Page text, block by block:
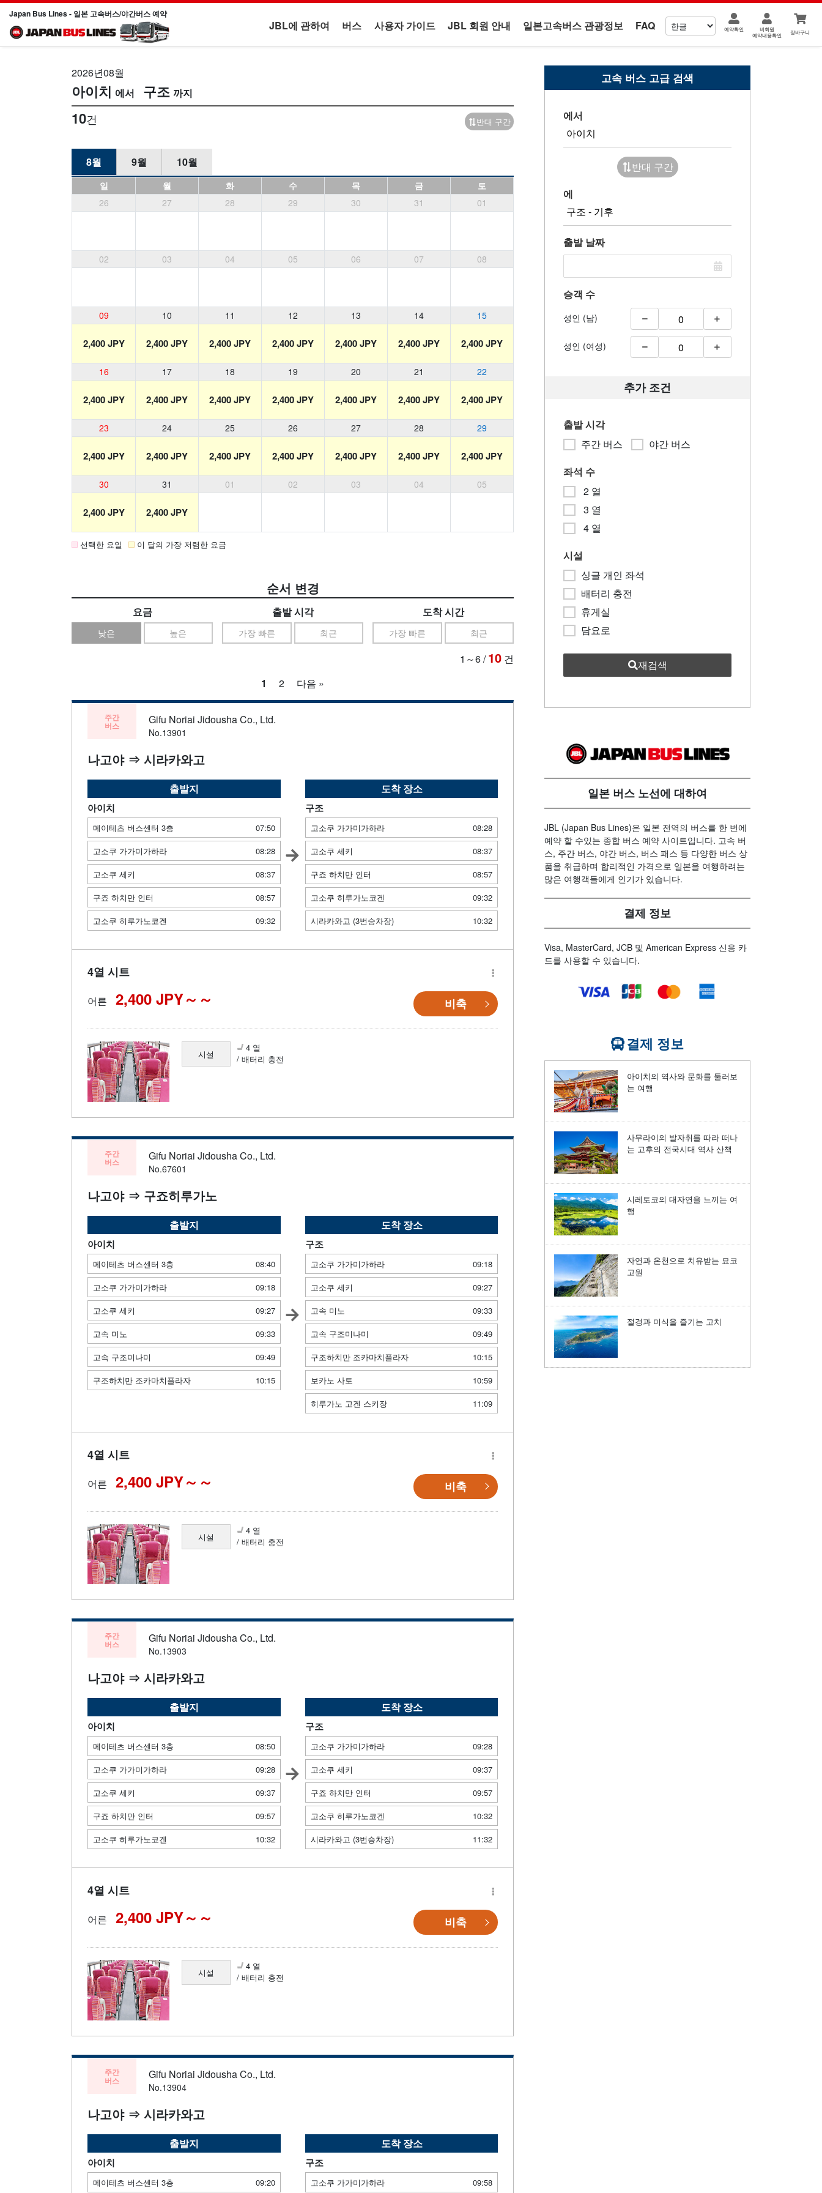
Japan Bus Lines - 일본 고속버스/야간버스 예약
JBL에 관하여 버스 사용자 가이드 JBL 회원 안내 일본고속버스 관광정보 FAQ 예약확인
비회원
예약내용확인
장바구니
2026년08월
아이치
구조
10건 반대 구간
8월 9월 10월
일 월 화 수 목 금
토
26
27 28 29 30 31 01
02 03 04 05 06 07 08
09 10 11 12 13 14 15
2,400 JPY 2,400 JPY 2,400 JPY 2,400 JPY 2,400 JPY 2,400 JPY 2,400 JPY
16 17 18 19 20 21 22
2,400 JPY 2,400 JPY 2,400 JPY 2,400 JPY 2,400 JPY 2,400 JPY 2,400 JPY
23 24 25 26 27 28 29
2,400 JPY 2,400 JPY 2,400 JPY 2,400 JPY 2,400 JPY 2,400 JPY 2,400 JPY
30 31 01 02 03 04 05
2,400 JPY 2,400 JPY
선택한 요일 이 달의 가장 저렴한 요금
순서 변경
요금
낮은 높은
출발 시각
가장 빠른 최근
도착 시간
가장 빠른 최근
1～6/10 건
1
2 다음 »
주간
버스 Gifu Noriai Jidousha Co., Ltd.
No.13901
나고야 ⇒ 시라카와고
출발지
아이치
메이테츠 버스센터 3층
07:50
고소쿠 가가미가하라
08:28
고소쿠 세키
08:37
구죠 하치만 인터
08:57
고소쿠 히루가노코겐
09:32
도착 장소
구조
고소쿠 가가미가하라
08:28
고소쿠 세키
08:37
구죠 하치만 인터
08:57
고소쿠 히루가노코겐
09:32
시라카와고 (3번승차장)
10:32
4열 시트
어른 2,400 JPY～ 비축
시설
4 열
/ 배터리 충전
주간
버스 Gifu Noriai Jidousha Co., Ltd.
No.67601
나고야 ⇒ 구죠히루가노
출발지
아이치
메이테츠 버스센터 3층
08:40
고소쿠 가가미가하라
09:18
고소쿠 세키
09:27
고속 미노
09:33
고속 구조미나미
09:49
구조하치만 조카마치플라자
10:15
도착 장소
구조
고소쿠 가가미가하라
09:18
고소쿠 세키
09:27
고속 미노
09:33
고속 구조미나미
09:49
구조하치만 조카마치플라자
10:15
보카노 사토
10:59
히루가노 고겐 스키장
11:09
4열 시트
어른 2,400 JPY～ 비축
시설
4 열
/ 배터리 충전
주간
버스 Gifu Noriai Jidousha Co., Ltd.
No.13903
나고야 ⇒ 시라카와고
출발지
아이치
메이테츠 버스센터 3층
08:50
고소쿠 가가미가하라
09:28
고소쿠 세키
09:37
구죠 하치만 인터
09:57
고소쿠 히루가노코겐
10:32
도착 장소
구조
고소쿠 가가미가하라
09:28
고소쿠 세키
09:37
구죠 하치만 인터
09:57
고소쿠 히루가노코겐
10:32
시라카와고 (3번승차장)
11:32
4열 시트
어른 2,400 JPY～ 비축
시설
4 열
/ 배터리 충전
주간
버스 Gifu Noriai Jidousha Co., Ltd.
No.13904
나고야 ⇒ 시라카와고
출발지
아이치
메이테츠 버스센터 3층 09:20
도착 장소
구조
고소쿠 가가미가하라 09:58
고속 버스 고급 검색
에서
반대 구간
에
출발 날짜
승객 수
성인 (남)
성인 (여성)
추가 조건
출발 시각
주간 버스
야간 버스
좌석 수
2 열
3 열
4 열
시설
싱글 개인 좌석
배터리 충전
휴게실
담요로
재검색
일본 버스 노선에 대하여
JBL (Japan Bus Lines)은 일본 전역의 버스를 한 번에
예약 할 수있는 종합 버스 예약 사이트입니다. 고속 버
스, 주간 버스, 야간 버스, 버스 패스 등 다양한 버스 상
품을 취급하며 합리적인 가격으로 일본을 여행하려는
많은 여행객들에게 인기가 있습니다.
결제 정보
Visa, MasterCard, JCB 및 American Express 신용 카
드를 사용할 수 있습니다.
결제 정보
아이치의 역사와 문화를 둘러보
는 여행
사무라이의 발자취를 따라 떠나
는 고후의 전국시대 역사 산책
시레토코의 대자연을 느끼는 여
행
자연과 온천으로 치유받는 묘코
고원
절경과 미식을 즐기는 고치